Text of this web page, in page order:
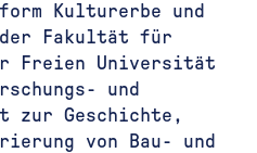
Kulturerbe und
Fakultät für
Freien Universität
und
zur Geschichte,
von Bau- und